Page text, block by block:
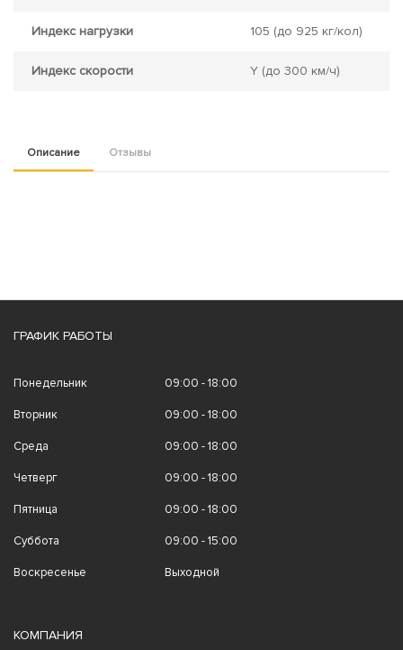
Индекс нагрузки 105 (до 925 кг/кол)
Индекс скорости Y (до 300 км/ч)
Описание Отзывы
ГРАФИК РАБОТЫ
Понедельник 09:00 - 18:00
Вторник 09:00 - 18:00
Среда 09:00 - 18:00
Четверг 09:00 - 18:00
Пятница 09:00 - 18:00
Суббота 09:00 - 15:00
Воскресенье Выходной
КОМПАНИЯ